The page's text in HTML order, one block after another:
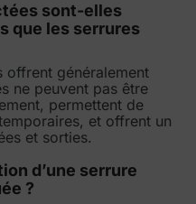
sont-elles
que les serrures
offrent généralement
ne peuvent pas être
permettent de
et offrent un
et sorties.
d’une serrure
?